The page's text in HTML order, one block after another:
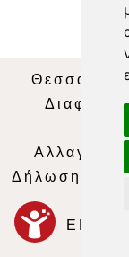
Θεσσαλία
Αλλαγή
Δήλωση